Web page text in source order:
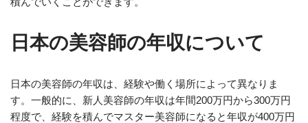
日本の美容師の年収について
日本の美容師の年収は、経験や働く場所によって異なりま
す。一般的に、新人美容師の年収は年間200万円から300万円
程度で、経験を積んでマスター美容師になると年収が400万円